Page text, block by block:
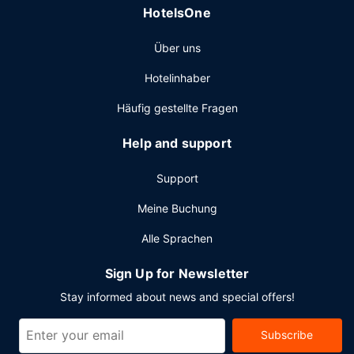
HotelsOne
Über uns
Hotelinhaber
Häufig gestellte Fragen
Help and support
Support
Meine Buchung
Alle Sprachen
Sign Up for Newsletter
Stay informed about news and special offers!
Subscribe